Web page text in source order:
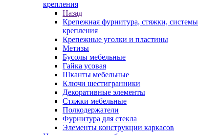
крепления
Назад
Крепежная фурнитура, стяжки, системы
крепления
Крепежные уголки и пластины
Метизы
Бусолы мебельные
Гайка усовая
Шканты мебельные
Ключи шестигранники
Декоративные элементы
Стяжки мебельные
Полкодержатели
Фурнитура для стекла
Элементы конструкции каркасов